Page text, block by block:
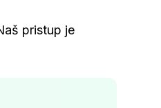
pristup je